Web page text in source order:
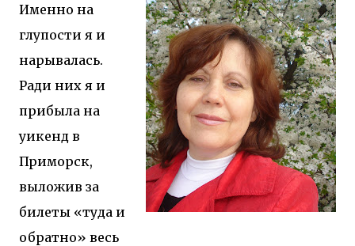
Именно на
глупости я и
нарывалась.
Ради них я и
прибыла на
уикенд в
Приморск,
выложив за
билеты «туда и
обратно» весь